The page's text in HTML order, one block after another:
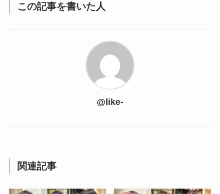
この記事を書いた人
@like-
関連記事